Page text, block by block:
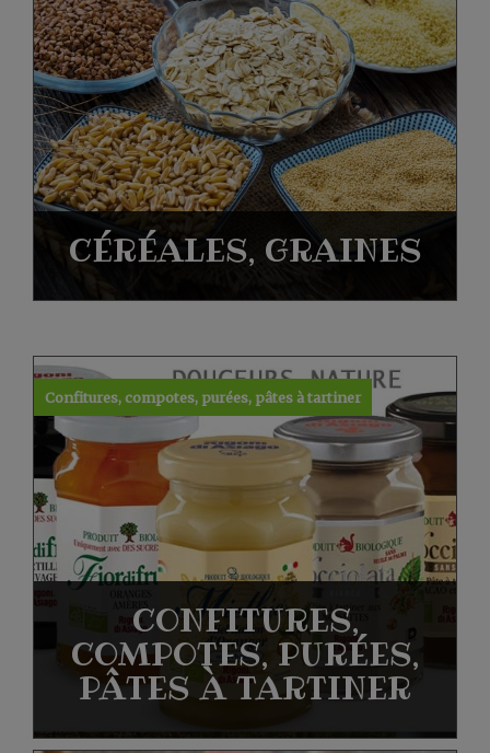
CÉRÉALES, GRAINES
Confitures, compotes, purées, pâtes à tartiner
CONFITURES,
COMPOTES, PURÉES,
PÂTES À TARTINER